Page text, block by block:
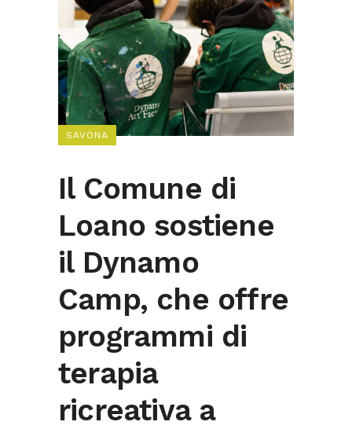
SAVONA
Il Comune di
Loano sostiene
il Dynamo
Camp, che offre
programmi di
terapia
ricreativa a